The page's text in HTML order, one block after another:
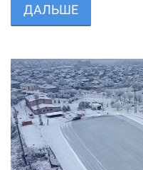
ДАЛЬШЕ